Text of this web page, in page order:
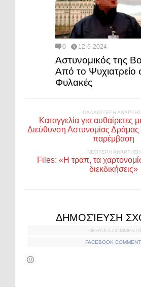
0 12-6-2024
Αστυνομικός της
Από το Ψυχιατρείο
Φυλακές
ΠΑΛΑΙΌΤΕΡΗ
Καταγγελία για αυθαίρετες
Διεύθυνση Αστυνομίας Δράμας
παρέμβαση
ΝΕΌΤΕΡΗ ΑΝΆΡΤΗΣΗ
Files: «Η τραπ, τα
διεκδικήσεις»
ΔΗΜΟΣΊΕΥΣΗ
DEFAULT COMMENTS
FACEBOOK